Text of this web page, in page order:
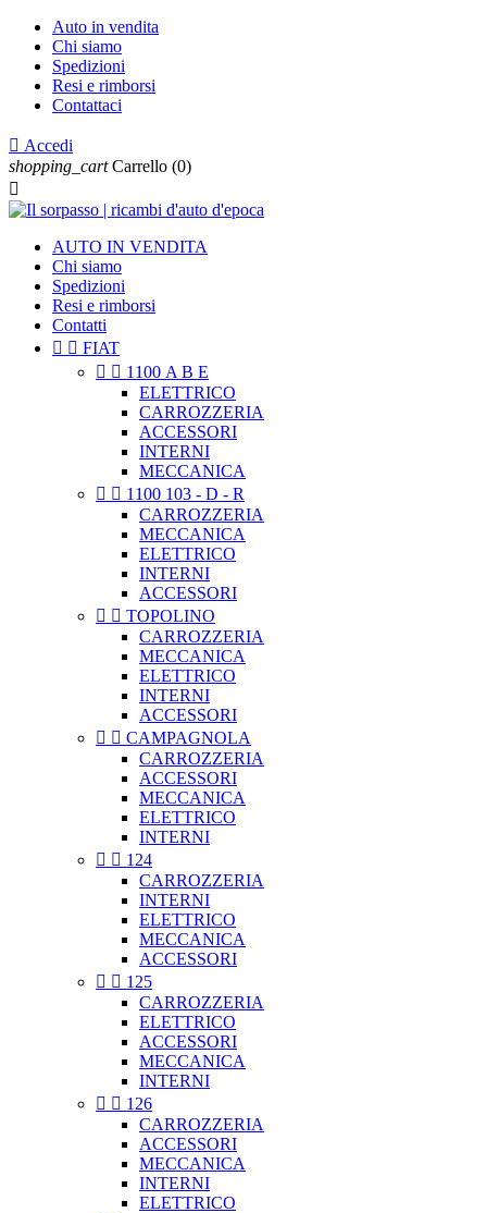
Auto in vendita
Chi siamo
Spedizioni
Resi e rimborsi
Contattaci
 Accedi
shopping_cart Carrello (0)

AUTO IN VENDITA
Chi siamo
Spedizioni
Resi e rimborsi
Contatti
  FIAT
  1100 A B E
ELETTRICO
CARROZZERIA
ACCESSORI
INTERNI
MECCANICA
  1100 103 - D - R
CARROZZERIA
MECCANICA
ELETTRICO
INTERNI
ACCESSORI
  TOPOLINO
CARROZZERIA
MECCANICA
ELETTRICO
INTERNI
ACCESSORI
  CAMPAGNOLA
CARROZZERIA
ACCESSORI
MECCANICA
ELETTRICO
INTERNI
  124
CARROZZERIA
INTERNI
ELETTRICO
MECCANICA
ACCESSORI
  125
CARROZZERIA
ELETTRICO
ACCESSORI
MECCANICA
INTERNI
  126
CARROZZERIA
ACCESSORI
MECCANICA
INTERNI
ELETTRICO